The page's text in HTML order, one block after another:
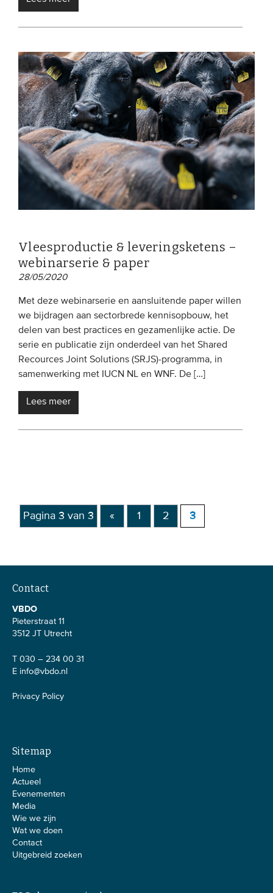
Vleesproductie & leveringsketens –
webinarserie & paper
28/05/2020
Met deze webinarserie en aansluitende paper willen
we bijdragen aan sectorbrede kennisopbouw, het
delen van best practices en gezamenlijke actie. De
serie en publicatie zijn onderdeel van het Shared
Recources Joint Solutions (SRJS)-programma, in
samenwerking met IUCN NL en WNF. De […]
Lees meer
Pagina 3 van 3 « 1 2 3
Contact
VBDO
Pieterstraat 11
3512 JT Utrecht
T 030 – 234 00 31
E info@vbdo.nl
Privacy Policy
Sitemap
Home
Actueel
Evenementen
Media
Wie we zijn
Wat we doen
Contact
Uitgebreid zoeken